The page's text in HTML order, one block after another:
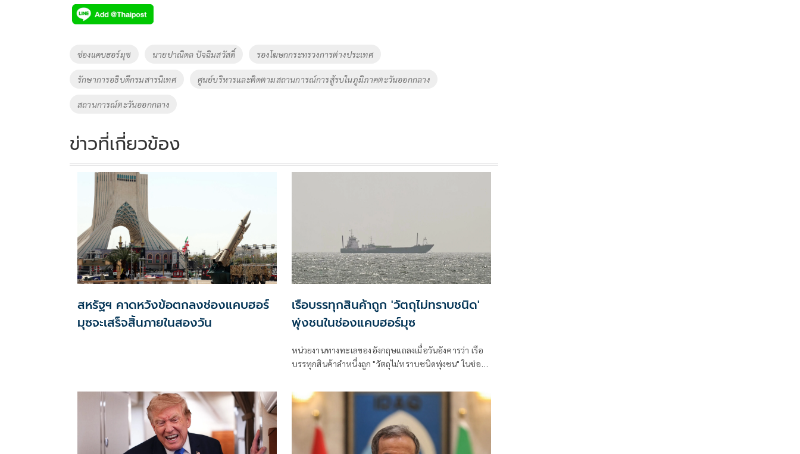
e
b
o
k
tt
er
p
y
Li
k
Tags
ช่องแคบฮอร์มุซ นายปาณิดล ปัจฉิมสวัสดิ์ รองโฆษกกระทรวงการต่างประเทศ
รักษาการอธิบดีกรมสารนิเทศ ศูนย์บริหารและติดตามสถานการณ์การสู้รบในภูมิภาคตะวันออกกลาง
สถานการณ์ตะวันออกกลาง
ข่าวที่เกี่ยวข้อง
สหรัฐฯ คาดหวังข้อตกลงช่องแคบฮอร์
มุซจะเสร็จสิ้นภายในสองวัน
เรือบรรทุกสินค้าถูก 'วัตถุไม่ทราบชนิด'
พุ่งชนในช่องแคบฮอร์มุซ
หน่วยงานทางทะเลของอังกฤษแถลงเมื่อวันอังคารว่า เรือ
บรรทุกสินค้าลำหนึ่งถูก "วัตถุไม่ทราบชนิดพุ่งชน" ในช่อง